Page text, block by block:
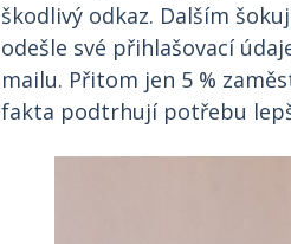
škodlivý odkaz. Dalším
odešle své přihlašovací
mailu. Přitom jen 5 %
fakta podtrhují potřebu